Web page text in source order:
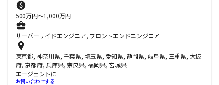
500万円〜1,000万円
サーバーサイドエンジニア, フロントエンドエンジニア
東京都, 神奈川県, 千葉県, 埼玉県, 愛知県, 静岡県, 岐阜県, 三重県, 大阪
府, 京都府, 兵庫県, 奈良県, 福岡県, 宮城県
エージェントに
お問い合わせする